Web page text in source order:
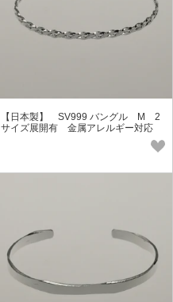
【日本製】 SV999 バングル M 2
サイズ展開有 金属アレルギー対応